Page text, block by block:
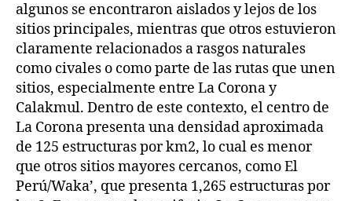
algunos se encontraron aislados y lejos de los
sitios principales, mientras que otros estuvieron
claramente relacionados a rasgos naturales
como civales o como parte de las rutas que unen
sitios, especialmente entre La Corona y
Calakmul. Dentro de este contexto, el centro de
La Corona presenta una densidad aproximada
de 125 estructuras por km2, lo cual es menor
que otros sitios mayores cercanos, como El
Perú/Waka’, que presenta 1,265 estructuras por